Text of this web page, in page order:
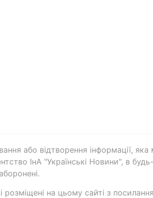
або відтворення інформації, яка
ІнА "Українські Новини", в
розміщені на цьому сайті з